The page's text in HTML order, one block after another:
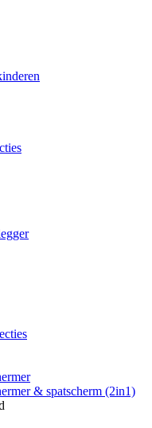
& spatscherm (2in1)